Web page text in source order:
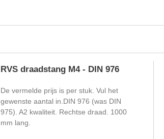
RVS draadstang M4 - DIN 976
De vermelde prijs is per stuk. Vul het
gewenste aantal in.DIN 976 (was DIN
975). A2 kwaliteit. Rechtse draad. 1000
mm lang.